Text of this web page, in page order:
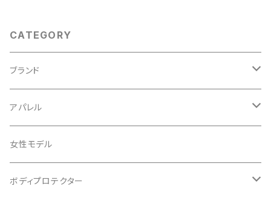
CATEGORY
ブランド
ABUS/アブス
ADEPT/アデプト
AENOMALY/アエノマリー
アパレル
Tシャツ
ジャージ
女性モデル
ボディプロテクター